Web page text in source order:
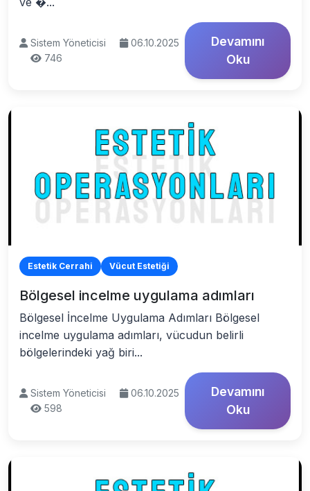
Sistem Yöneticisi
06.10.2025
746
Devamını
Oku
Estetik Cerrahi Vücut Estetiği
Bölgesel incelme uygulama adımları
Bölgesel İncelme Uygulama Adımları Bölgesel
incelme uygulama adımları, vücudun belirli
bölgelerindeki yağ biri...
Sistem Yöneticisi
06.10.2025
598
Devamını
Oku